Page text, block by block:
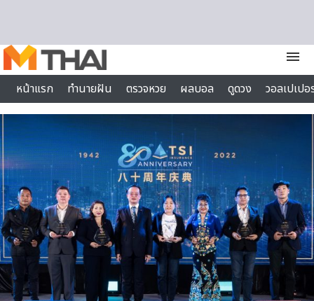
menu
หน้าแรก
ทำนายฝัน ตรวจหวย ผลบอล ดูดวง
วอลเปเป
ไลฟ์สไตล์